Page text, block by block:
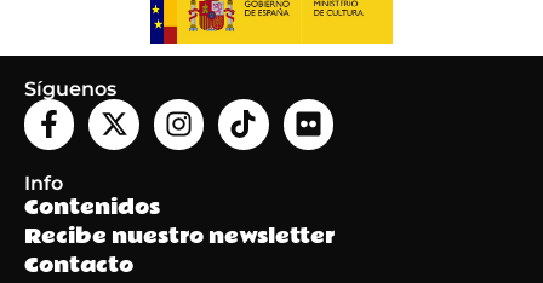
Síguenos
Info
Contenidos
Recibe nuestro newsletter
Contacto